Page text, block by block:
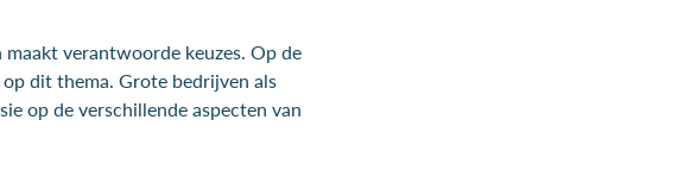
verantwoorde keuzes. Op de
dit thema. Grote bedrijven als
op de verschillende aspecten van